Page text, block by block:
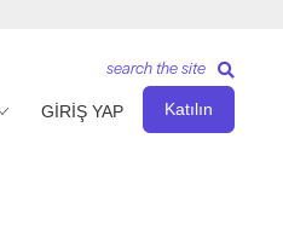
GİRİŞ YAP Katılın
search the site